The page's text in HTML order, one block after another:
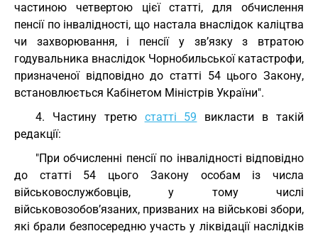
частиною четвертою цієї статті, для обчислення
пенсії по інвалідності, що настала внаслідок каліцтва
чи захворювання, і пенсії у зв’язку з втратою
годувальника внаслідок Чорнобильської катастрофи,
призначеної відповідно до статті 54 цього Закону,
встановлюється Кабінетом Міністрів України".
4. Частину третю статті 59 викласти в такій
редакції:
"При обчисленні пенсії по інвалідності відповідно
до статті 54 цього Закону особам із числа
військовослужбовців, у тому числі
військовозобов’язаних, призваних на військові збори,
які брали безпосередню участь у ліквідації наслідків